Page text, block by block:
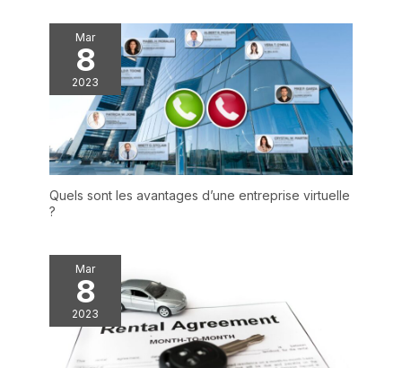
Mar
8
2023
Quels sont les avantages d’une entreprise virtuelle
?
Mar
8
2023